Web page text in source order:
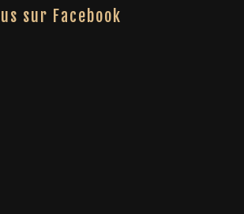
sur Facebook